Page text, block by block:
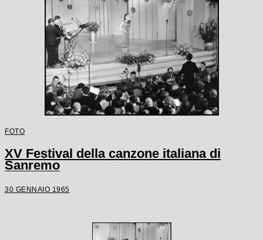
FOTO
XV Festival della canzone italiana di
Sanremo
30 GENNAIO 1965